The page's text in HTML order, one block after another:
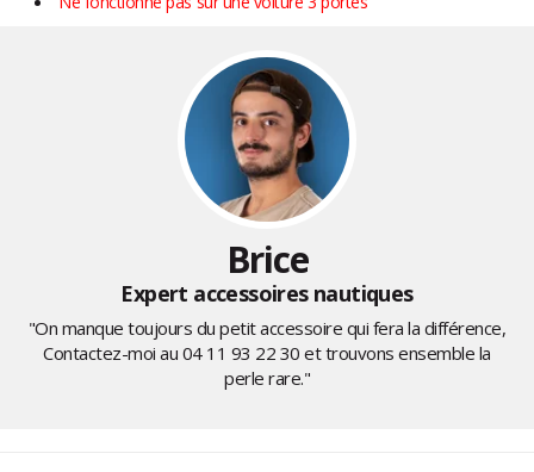
Brice
Expert accessoires nautiques
"On manque toujours du petit accessoire qui fera la différence,
Contactez-moi au 04 11 93 22 30 et trouvons ensemble la
perle rare."